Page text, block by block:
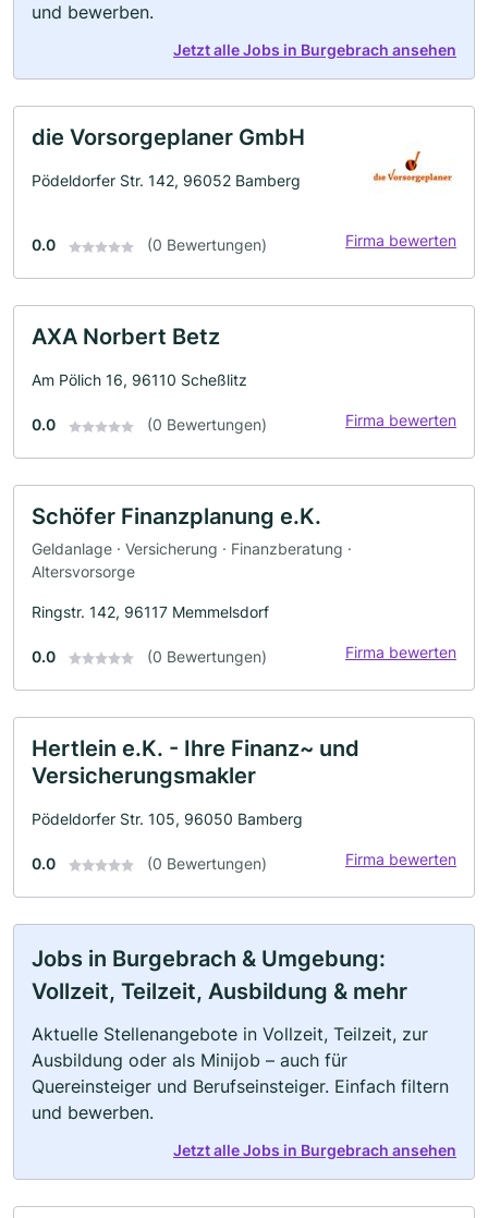
und bewerben.
Jetzt alle Jobs in Burgebrach ansehen
die Vorsorgeplaner GmbH
Pödeldorfer Str. 142, 96052 Bamberg
0.0 (0 Bewertungen) Firma bewerten
AXA Norbert Betz
Am Pölich 16, 96110 Scheßlitz
0.0 (0 Bewertungen) Firma bewerten
Schöfer Finanzplanung e.K.
Geldanlage · Versicherung · Finanzberatung ·
Altersvorsorge
Ringstr. 142, 96117 Memmelsdorf
0.0 (0 Bewertungen) Firma bewerten
Hertlein e.K. - Ihre Finanz~ und
Versicherungsmakler
Pödeldorfer Str. 105, 96050 Bamberg
0.0 (0 Bewertungen) Firma bewerten
Jobs in Burgebrach & Umgebung:
Vollzeit, Teilzeit, Ausbildung & mehr
Aktuelle Stellenangebote in Vollzeit, Teilzeit, zur
Ausbildung oder als Minijob – auch für
Quereinsteiger und Berufseinsteiger. Einfach filtern
und bewerben.
Jetzt alle Jobs in Burgebrach ansehen